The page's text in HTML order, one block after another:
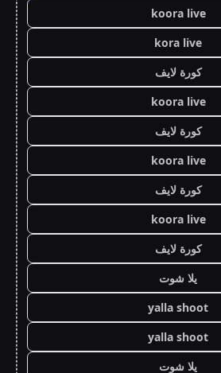
koora live
kora live
كورة لايف
koora live
كورة لايف
koora live
كورة لايف
koora live
كورة لايف
يلا شوت
yalla shoot
yalla shoot
يلا شوت